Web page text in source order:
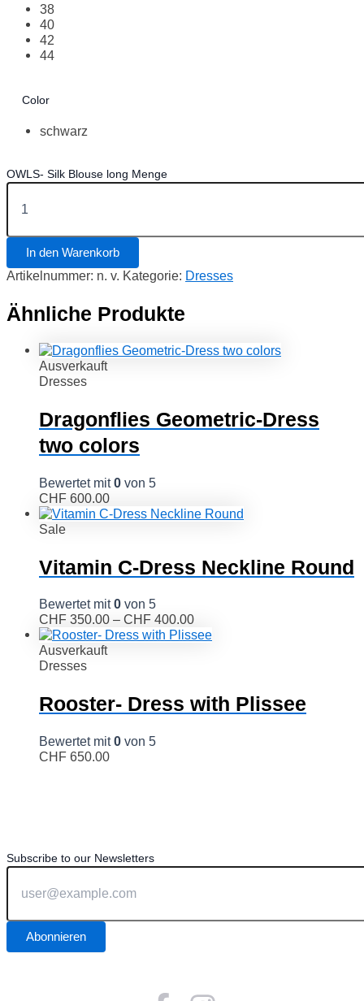
38
40
42
44
Color
schwarz
OWLS- Silk Blouse long Menge
In den Warenkorb
Artikelnummer: n. v. Kategorie: Dresses
Ähnliche Produkte
Ausverkauft
Dresses
Dragonflies Geometric-Dress
two colors
Bewertet mit0 von 5
CHF 600.00
Sale
Vitamin C-Dress Neckline Round
Bewertet mit0 von 5
CHF 350.00 – CHF 400.00
Ausverkauft
Dresses
Rooster- Dress with Plissee
Bewertet mit0 von 5
CHF 650.00
Subscribe to our Newsletters